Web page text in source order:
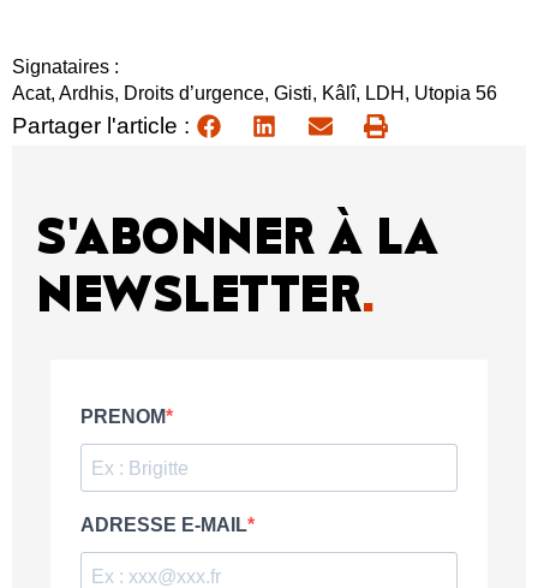
Signataires :
Acat, Ardhis, Droits d’urgence, Gisti, Kâlî, LDH, Utopia 56
Partager l'article :
S'ABONNER À LA
NEWSLETTER.
PRENOM
ADRESSE E-MAIL